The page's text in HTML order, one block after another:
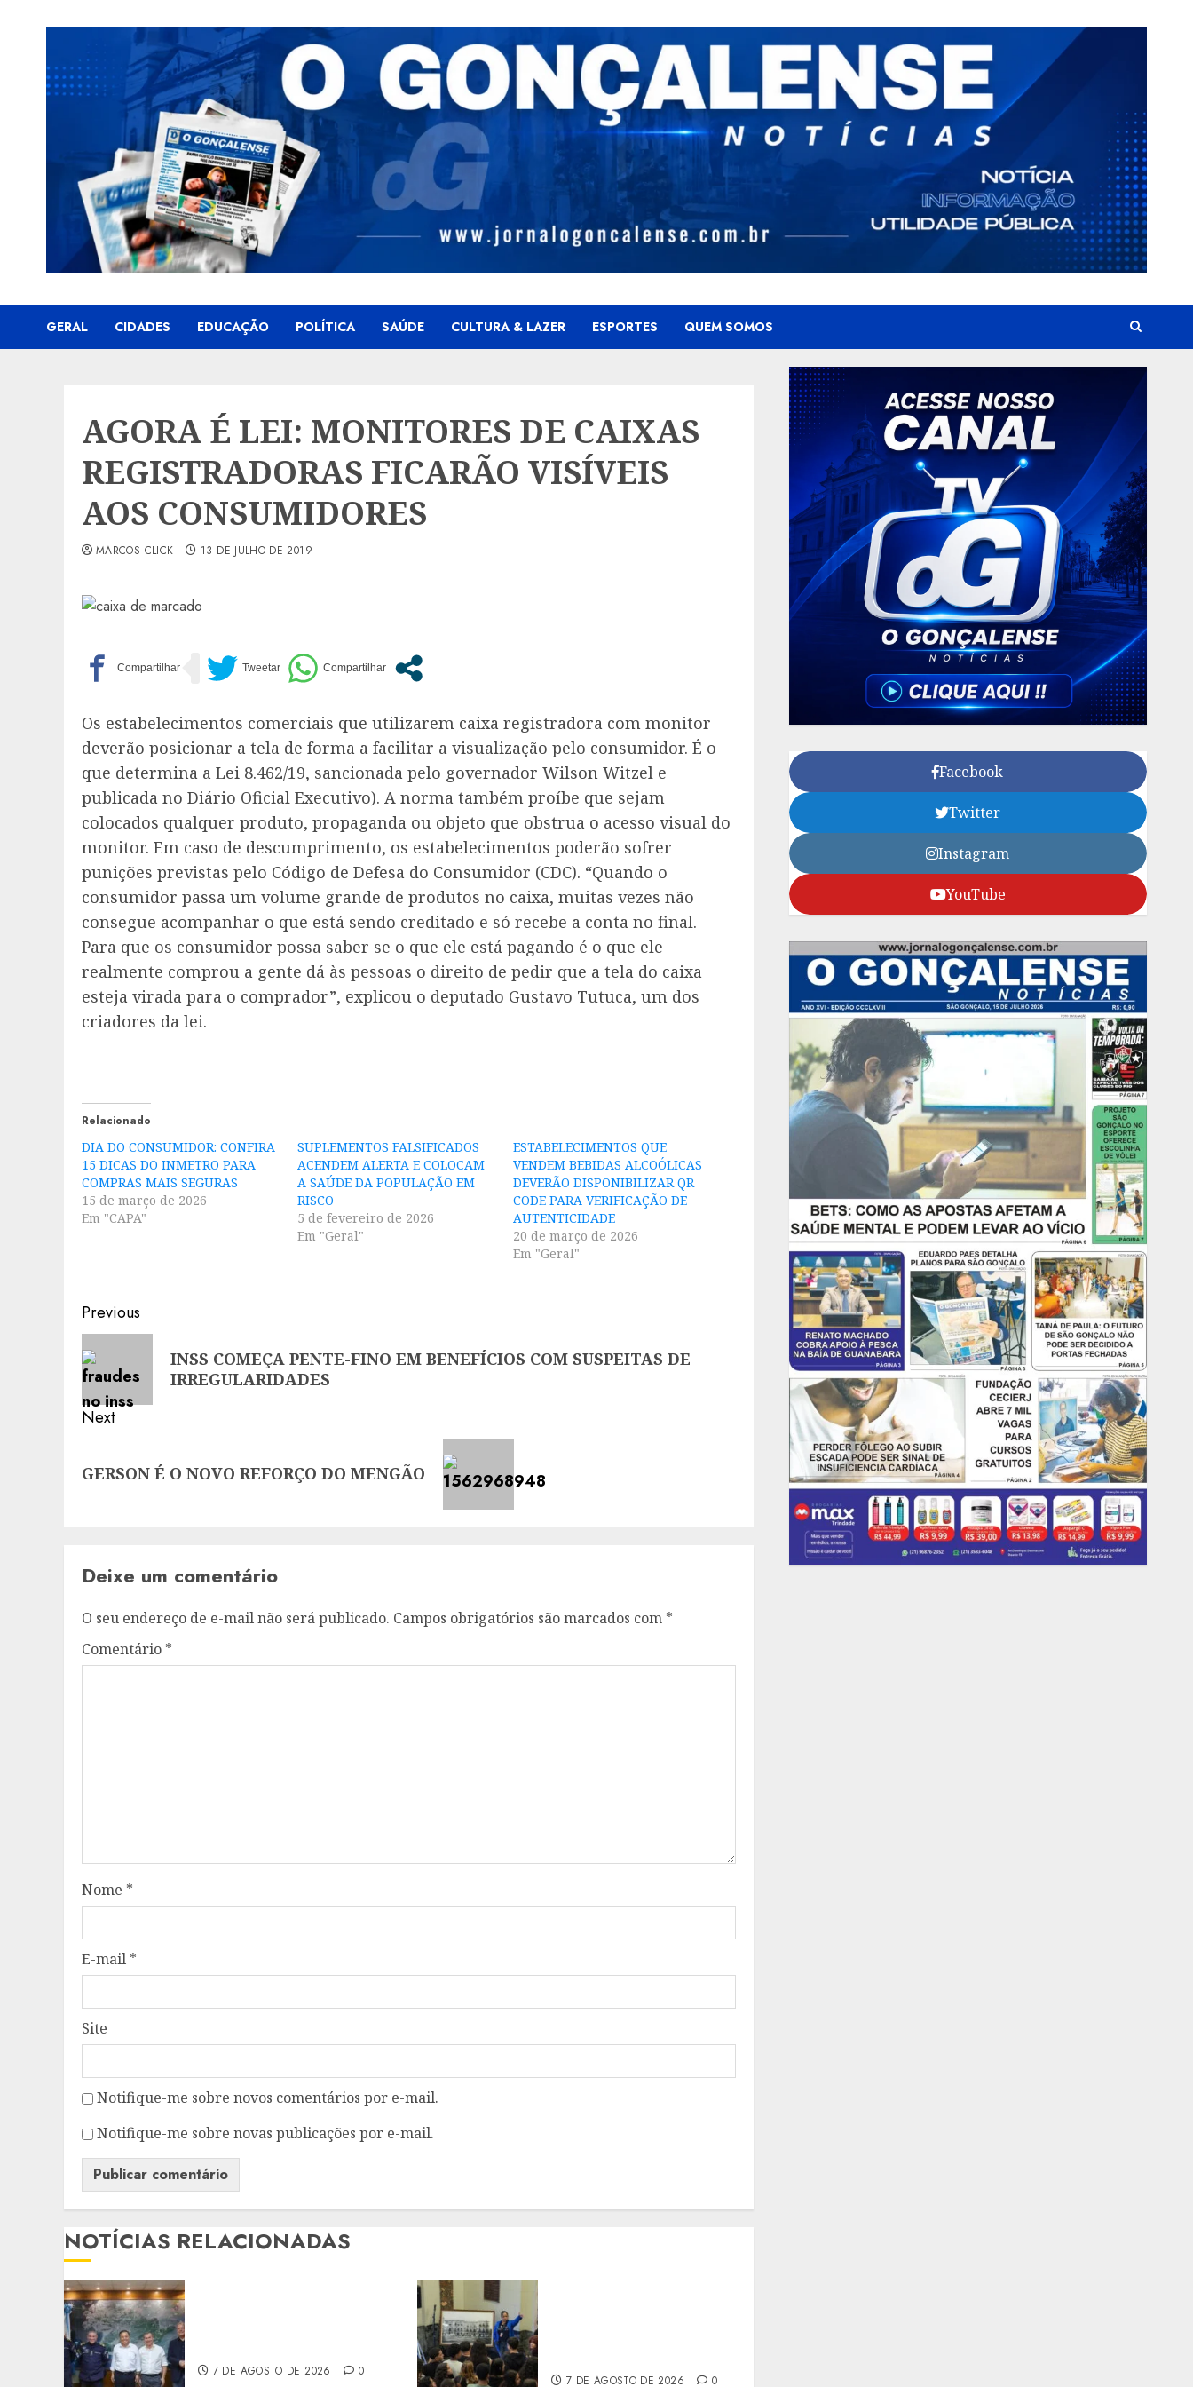
GERAL CIDADES EDUCAÇÃO POLÍTICA SAÚDE CULTURA & LAZER ESPORTES QUEM SOMOS
AGORA É LEI: MONITORES DE CAIXAS
REGISTRADORAS FICARÃO VISÍVEIS
AOS CONSUMIDORES
MARCOS CLICK 13 DE JULHO DE 2019
Os estabelecimentos comerciais que utilizarem caixa registradora com monitor
deverão posicionar a tela de forma a facilitar a visualização pelo consumidor. É o
que determina a Lei 8.462/19, sancionada pelo governador Wilson Witzel e
publicada no Diário Oficial Executivo). A norma também proíbe que sejam
colocados qualquer produto, propaganda ou objeto que obstrua o acesso visual do
monitor. Em caso de descumprimento, os estabelecimentos poderão sofrer
punições previstas pelo Código de Defesa do Consumidor (CDC). “Quando o
consumidor passa um volume grande de produtos no caixa, muitas vezes não
consegue acompanhar o que está sendo creditado e só recebe a conta no final.
Para que os consumidor possa saber se o que ele está pagando é o que ele
realmente comprou a gente dá às pessoas o direito de pedir que a tela do caixa
esteja virada para o comprador”, explicou o deputado Gustavo Tutuca, um dos
criadores da lei.
Relacionado
DIA DO CONSUMIDOR: CONFIRA
15 DICAS DO INMETRO PARA
COMPRAS MAIS SEGURAS
15 de março de 2026
Em "CAPA"
SUPLEMENTOS FALSIFICADOS
ACENDEM ALERTA E COLOCAM
A SAÚDE DA POPULAÇÃO EM
RISCO
5 de fevereiro de 2026
Em "Geral"
ESTABELECIMENTOS QUE
VENDEM BEBIDAS ALCOÓLICAS
DEVERÃO DISPONIBILIZAR QR
CODE PARA VERIFICAÇÃO DE
AUTENTICIDADE
20 de março de 2026
Em "Geral"
Post
navigation
Previous
Previous
post:
INSS COMEÇA PENTE-FINO EM BENEFÍCIOS COM SUSPEITAS DE
IRREGULARIDADES
Next
post:
GERSON É O NOVO REFORÇO DO MENGÃO
Deixe um comentário
O seu endereço de e-mail não será publicado. Campos obrigatórios são marcados com *
Comentário *
Nome *
E-mail *
Site
Notifique-me sobre novos comentários por e-mail.
Notifique-me sobre novas publicações por e-mail.
NOTÍCIAS RELACIONADAS
7 DE AGOSTO DE 2026 0
7 DE AGOSTO DE 2026 0
Facebook
Twitter
Instagram
YouTube